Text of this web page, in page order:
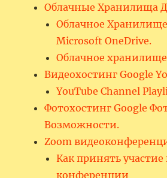
Облачные Хранилища
Облачное
Microsoft OneDrive.
Облачное хранилище
Видеохостинг Google
YouTube Channel
Фотохостинг Google
Возможности.
Zoom
Как принять участие
конференции